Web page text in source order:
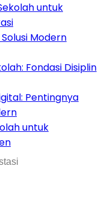
untuk
Modern
Fondasi Disiplin
Pentingnya
untuk